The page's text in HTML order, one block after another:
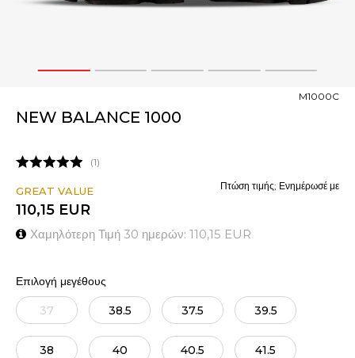
1 2 3 4 5
NEW BALANCE 1000
M1000C
1
GREAT VALUE
110,15 EUR
Χαμηλότερη Τιμή 30 ημερών: 110,15 EUR
Πτώση τιμής; Ενημέρωσέ με
Επιλογή μεγέθους
37 38.5 37.5 39.5
38 40 40.5 41.5